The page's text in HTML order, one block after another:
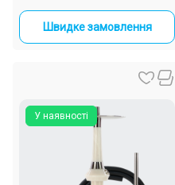
Швидке замовлення
У наявності